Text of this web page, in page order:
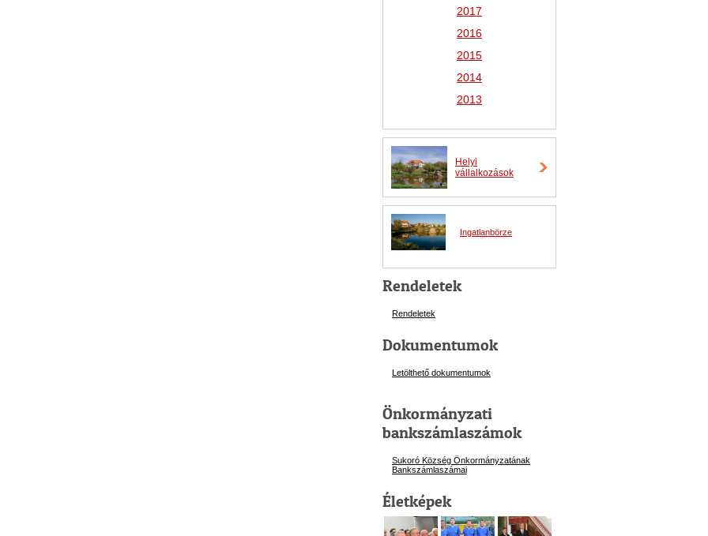
2017
2016
2015
2014
2013
Helyi
vállalkozások
Ingatlanbörze
Rendeletek
Rendeletek
Dokumentumok
Letölthető dokumentumok
Önkormányzati
bankszámlaszámok
Sukoró Község Önkormányzatának
Bankszámlaszámai
Életképek